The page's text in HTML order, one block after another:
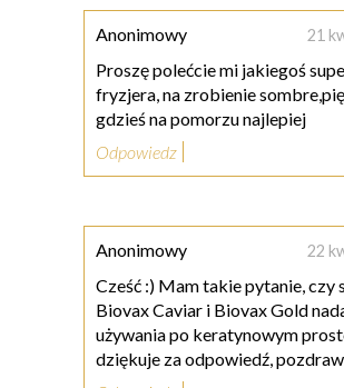
Anonimowy 21
Proszę polećcie mi jakiegoś
fryzjera, na zrobienie
gdzieś na pomorzu najlepiej
Odpowiedz
Anonimowy 22
Cześć :) Mam takie pytanie, czy
Biovax Caviar i Biovax Gold
używania po keratynowym
dziękuje za odpowiedź,